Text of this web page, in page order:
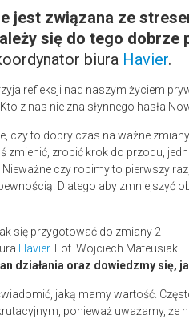
jest związana ze
się do tego
biura Havier.
refleksji nad naszym życiem
z nas nie zna słynnego hasła
czy to dobry czas na ważne
zmienić, zrobić krok do przodu,
czy robimy to pierwszy
Dlatego aby zmniejszyć
Havier. Fot. Wojciech Mateusiak
działania oraz dowiedzmy się,
jaką mamy wartość.
ponieważ uważamy, że